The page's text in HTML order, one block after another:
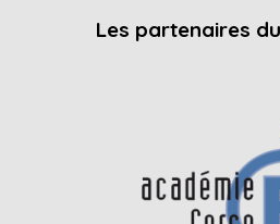
Les partenaires